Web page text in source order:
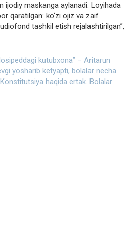
ijodiy maskanga aylanadi. Loyihada
qaratilgan: ko‘zi ojiz va zaif
tashkil etish rejalashtirilgan”,
kutubxona” – Aritarun
yosharib ketyapti, bolalar necha
Konstitutsiya haqida ertak. Bolalar